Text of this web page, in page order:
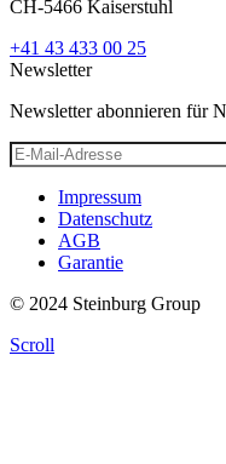
CH-5466 Kaiserstuhl
+41 43 433 00 25
Newsletter
Newsletter abonnieren für
Impressum
Datenschutz
AGB
Garantie
© 2024 Steinburg Group
Scroll